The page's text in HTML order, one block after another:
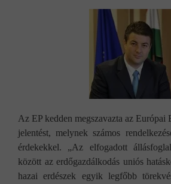
Az EP kedden megszavazta az Európai
jelentést, melynek számos
érdekekkel. „Az elfogadott
között az erdőgazdálkodás uniós
hazai erdészek egyik legfőbb